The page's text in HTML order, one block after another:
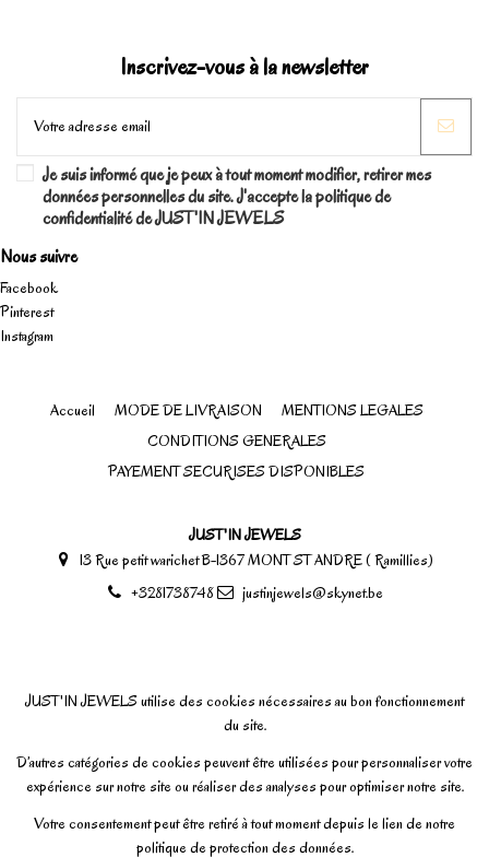
Inscrivez-vous à la newsletter
Je suis informé que je peux à tout moment modifier, retirer mes
données personnelles du site. J'accepte la politique de
confidentialité de JUST'IN JEWELS
Nous suivre
Facebook
Pinterest
Instagram
Accueil MODE DE LIVRAISON
MENTIONS LEGALES
CONDITIONS GENERALES
PAYEMENT SECURISES DISPONIBLES
JUST'IN JEWELS
13 Rue petit warichet B-1367 MONT ST ANDRE ( Ramillies)
+3281738748
justinjewels@skynet.be
JUST'IN JEWELS utilise des cookies nécessaires au bon fonctionnement
du site.
D’autres catégories de cookies peuvent être utilisées pour personnaliser votre
expérience sur notre site ou réaliser des analyses pour optimiser notre site.
Votre consentement peut être retiré à tout moment depuis le lien de notre
politique de protection des données.